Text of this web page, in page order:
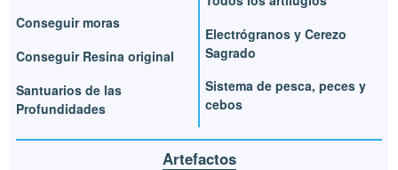
Conseguir moras
Conseguir Resina original
Santuarios de las
Profundidades
Electrógranos y Cerezo
Sagrado
Sistema de pesca, peces y
cebos
Artefactos